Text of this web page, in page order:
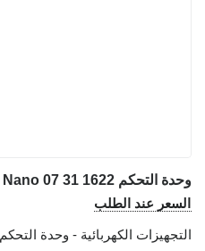
السعر عند الطلب
التجهيزات الكهربائية - وحدة التحكم